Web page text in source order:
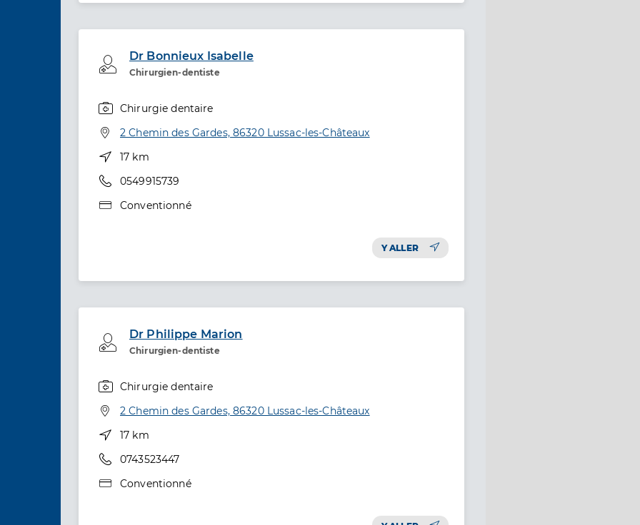
Dr Bonnieux Isabelle
Chirurgien-dentiste
Professionel de santé
Chirurgie dentaire
Adresse
2 Chemin des Gardes, 86320 Lussac-les-Châteaux
Distance
17 km
Téléphone
0549915739
Type de convention
Conventionné
Y ALLER
Dr Philippe Marion
Chirurgien-dentiste
Professionel de santé
Chirurgie dentaire
Adresse
2 Chemin des Gardes, 86320 Lussac-les-Châteaux
Distance
17 km
Téléphone
0743523447
Type de convention
Conventionné